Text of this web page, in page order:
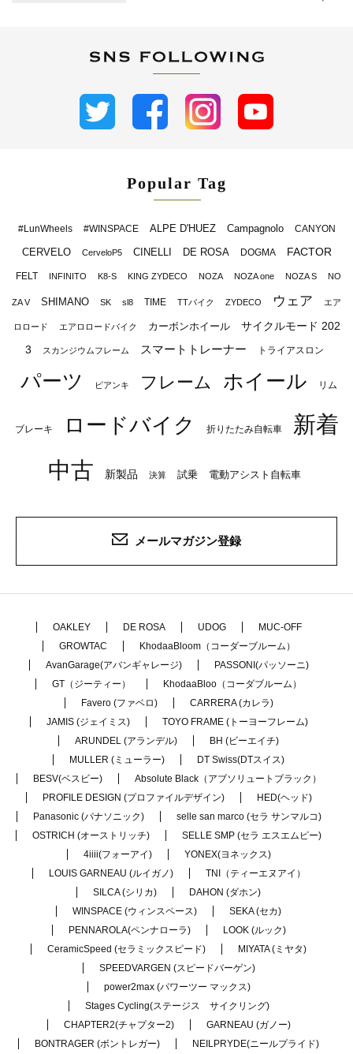
Popular Tag
#LunWheels #WINSPACE ALPE D'HUEZ Campagnolo CANYON
CERVELO CerveloP5 CINELLI DE ROSA DOGMA FACTOR
FELT INFINITO K8-S KING ZYDECO NOZA NOZA one NOZA S NO
ZA V SHIMANO SK sl8 TIME TTバイク ZYDECO ウェア エア
ロロード エアロロードバイク カーボンホイール
サイクルモード 202
3
スカンジウムフレーム スマートトレーナー トライアスロン
パーツ ビアンキ フレーム ホイール リム
ブレーキ ロードバイク 折りたたみ自転車
新着
中古
新製品 決算 試乗 電動アシスト自転車
メールマガジン登録
OAKLEY DE ROSA UDOG
MUC-OFF
GROWTAC
KhodaaBloom（コーダーブルーム）
AvanGarage(アバンギャレージ)
PASSONI(パッソーニ)
GT（ジーティー）
KhodaaBloo（コーダブルーム）
Favero (ファベロ)
CARRERA (カレラ)
JAMIS (ジェイミス)
TOYO FRAME (トーヨーフレーム)
ARUNDEL (アランデル)
BH (ビーエイチ)
MULLER (ミューラー)
DT Swiss(DTスイス)
BESV(ベスビー)
Absolute Black（アブソリュートブラック）
PROFILE DESIGN (プロファイルデザイン)
HED(ヘッド)
Panasonic (パナソニック)
selle san marco (セラ サンマルコ)
OSTRICH (オーストリッチ)
SELLE SMP (セラ エスエムピー)
4iiii(フォーアイ)
YONEX(ヨネックス)
LOUIS GARNEAU (ルイガノ)
TNI（ティーエヌアイ）
SILCA (シリカ)
DAHON (ダホン)
WINSPACE (ウィンスペース)
SEKA (セカ)
PENNAROLA(ペンナローラ)
LOOK (ルック)
CeramicSpeed (セラミックスピード)
MIYATA (ミヤタ)
SPEEDVARGEN (スピードバーゲン)
power2max (パワーツー マックス)
Stages Cycling(ステージス サイクリング)
CHAPTER2(チャプター2)
GARNEAU (ガノー)
BONTRAGER (ボントレガー)
NEILPRYDE(ニールプライド)